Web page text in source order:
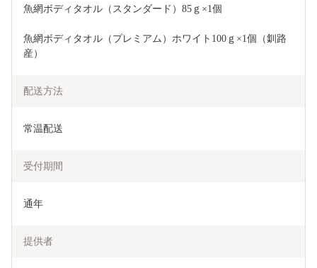
魚網ボディタオル（スタンダード）85ｇ×1個
魚網ボディタオル（プレミアム）ホワイト100ｇ×1個（釧路
産）
配送方法
常温配送
受付期間
通年
提供者